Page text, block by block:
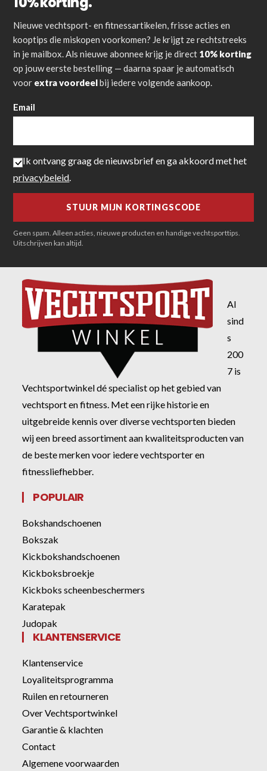
Nieuwe vechtsport- en fitnessartikelen, frisse acties en
kooptips die miskopen voorkomen? Je krijgt ze rechtstreeks
in je mailbox. Als nieuwe abonnee krijg je direct 10% korting
op jouw eerste bestelling — daarna spaar je automatisch
voor extra voordeelbij iedere volgende aankoop.
Email
Ik ontvang graag de nieuwsbrief en ga akkoord met het
privacybeleid.
Geen spam. Alleen acties, nieuwe producten en handige vechtsporttips.
Uitschrijven kan altijd.
Al
sind
s
200
7 is
Vechtsportwinkel dé specialist op het gebied van
vechtsport en fitness. Met een rijke historie en
uitgebreide kennis over diverse vechtsporten bieden
wij een breed assortiment aan kwaliteitsproducten van
de beste merken voor iedere vechtsporter en
fitnessliefhebber.
POPULAIR
Bokshandschoenen
Bokszak
Kickbokshandschoenen
Kickboksbroekje
Kickboks scheenbeschermers
Karatepak
Judopak
KLANTENSERVICE
Klantenservice
Loyaliteitsprogramma
Ruilen en retourneren
Over Vechtsportwinkel
Garantie & klachten
Contact
Algemene voorwaarden